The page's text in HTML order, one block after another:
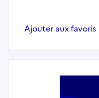
Ajouter aux favoris